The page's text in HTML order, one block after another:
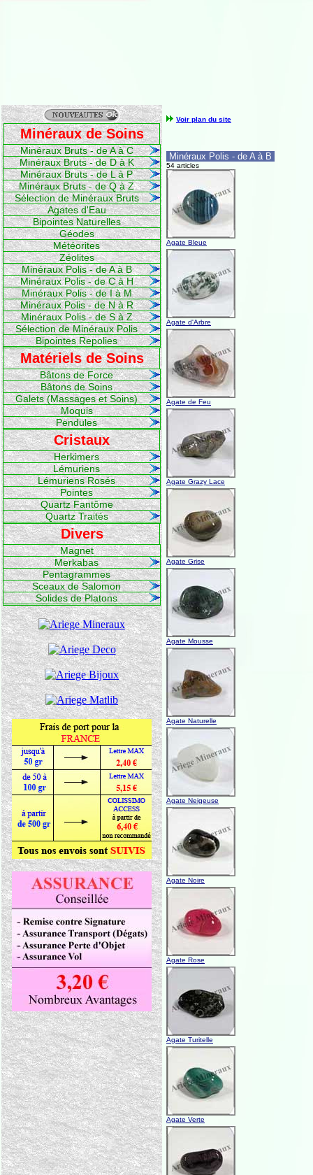
Minéraux de Soins
Minéraux Bruts - de A à C
Minéraux Bruts - de D à K
Minéraux Bruts - de L à P
Minéraux Bruts - de Q à Z
Sélection de Minéraux Bruts
Agates d'Eau
Bipointes Naturelles
Géodes
Météorites
Zéolites
Minéraux Polis - de A à B
Minéraux Polis - de C à H
Minéraux Polis - de I à M
Minéraux Polis - de N à R
Minéraux Polis - de S à Z
Sélection de Minéraux Polis
Bipointes Repolies
Matériels de Soins
Bâtons de Force
Bâtons de Soins
Galets (Massages et Soins)
Moquis
Pendules
Cristaux
Herkimers
Lémuriens
Lémuriens Rosés
Pointes
Quartz Fantôme
Quartz Traités
Divers
Magnet
Merkabas
Pentagrammes
Sceaux de Salomon
Solides de Platons
Voir plan du site
Minéraux Polis - de A à B
54 articles
Agate Bleue
Agate d'Arbre
Agate de Feu
Agate Grazy Lace
Agate Grise
Agate Mousse
Agate Naturelle
Agate Neigeuse
Agate Noire
Agate Rose
Agate Turitelle
Agate Verte